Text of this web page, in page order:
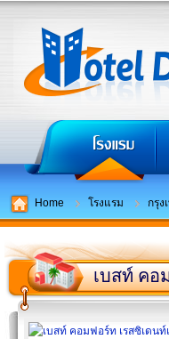
Home โรงแรม กรุ
เบสท์ คอ